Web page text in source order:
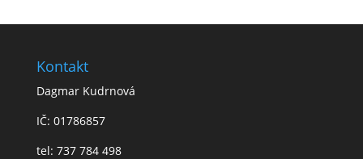
Kontakt
Dagmar Kudrnová
IČ: 01786857
tel: 737 784 498